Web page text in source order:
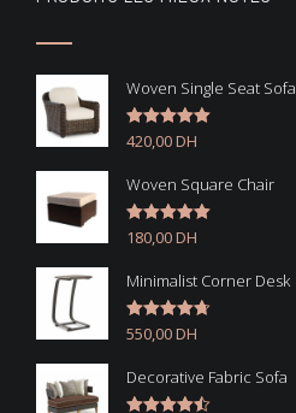
Woven Single Seat Sofa
Note5.00
sur 5
420,00DH
Woven Square Chair
Note5.00
sur 5
180,00DH
Minimalist Corner Desk
Note4.67
sur 5
550,00DH
Decorative Fabric Sofa